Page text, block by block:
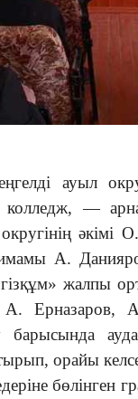
ауыл
колледж, —
имамы А.
жалпы
А. Ерназаров,
орайы
бөлінген